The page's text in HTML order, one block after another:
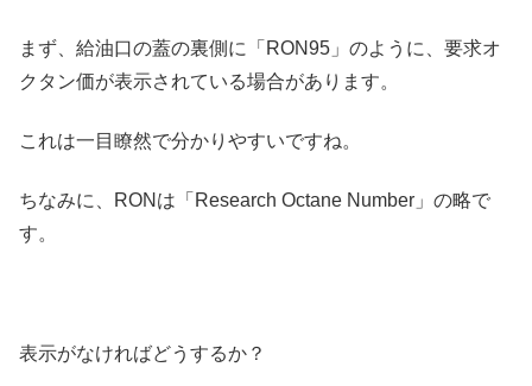
まず、給油口の蓋の裏側に「RON95」のように、要求オ
クタン価が表示されている場合があります。
これは一目瞭然で分かりやすいですね。
ちなみに、RONは「Research Octane Number」の略で
す。
表示がなければどうするか？